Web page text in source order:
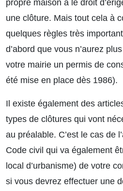
propre maison a le droit
une clôture. Mais tout cela à
quelques règles très
d’abord que vous n’aurez
votre mairie un permis de
été mise en place dès 1986).
Il existe également des
types de clôtures qui vont
au préalable. C’est le cas de
Code civil qui va également
local d’urbanisme) de votre
si vous devrez effectuer une